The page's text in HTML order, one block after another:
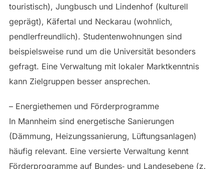
touristisch), Jungbusch und Lindenhof (kulturell
geprägt), Käfertal und Neckarau (wohnlich,
pendlerfreundlich). Studentenwohnungen sind
beispielsweise rund um die Universität besonders
gefragt. Eine Verwaltung mit lokaler Marktkenntnis
kann Zielgruppen besser ansprechen.
– Energiethemen und Förderprogramme
In Mannheim sind energetische Sanierungen
(Dämmung, Heizungssanierung, Lüftungsanlagen)
häufig relevant. Eine versierte Verwaltung kennt
Förderprogramme auf Bundes‑ und Landesebene (z.